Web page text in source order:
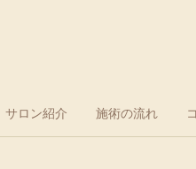
サロン紹介 施術の流れ